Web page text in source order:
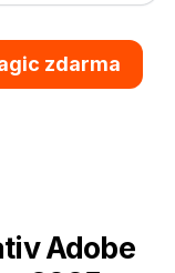
zdarma
Adobe